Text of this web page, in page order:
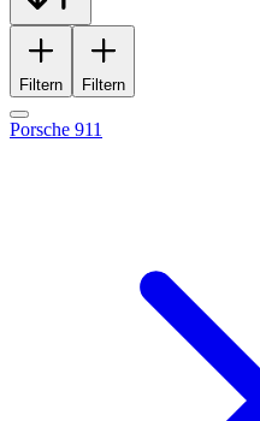
Filtern Filtern
Porsche 911